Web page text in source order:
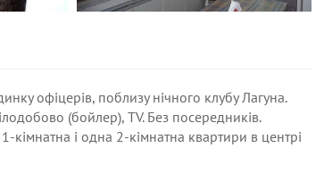
офіцерів, поблизу нічного клубу Лагуна.
(бойлер), TV. Без посередників.
кімнатна і одна 2-кімнатна квартири в центрі